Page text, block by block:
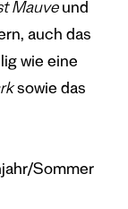
Mauveund
auch das
wie eine
sowie das
Sommer